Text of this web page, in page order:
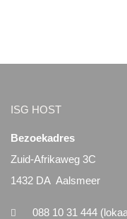
ISG HOST
Bezoekadres
Zuid-Afrikaweg 3C
1432 DA Aalsmeer
088 10 31 444